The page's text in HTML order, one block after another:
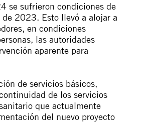
se sufrieron condiciones de
2023. Esto llevó a alojar a
en condiciones
las autoridades
aparente para
de servicios básicos,
de los servicios
que actualmente
del nuevo proyecto